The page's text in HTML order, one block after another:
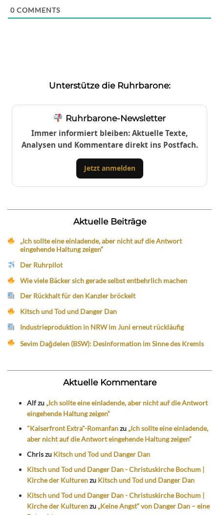
0 COMMENTS
Unterstütze die Ruhrbarone:
Ruhrbarone-Newsletter
Immer informiert bleiben: Aktuelle Texte,
Analysen und Kommentare direkt ins Postfach.
Jetzt anmelden
Aktuelle Beiträge
„Ich sollte eine einladende, aber nicht auf die Antwort
eingehende Haltung zeigen“
Der Ruhrpilot
Wie viele Bäcker sich gerade selbst entbehrlich machen
Der Rückhalt für den Kanzler bröckelt
Kitsch und Tod und Danger Dan
Industrieproduktion in NRW im Juni erneut rückläufig
Sevim Dağdelen (BSW): Desinformation im Sinne des Kremls
Aktuelle Kommentare
Alfzu „Ich sollte eine einladende, aber nicht auf die Antwort
eingehende Haltung zeigen“
"Kaiserfront Extra"-Romanfanzu „Ich sollte eine einladende,
aber nicht auf die Antwort eingehende Haltung zeigen“
Chriszu Kitsch und Tod und Danger Dan
Kitsch und Tod und Danger Dan - Christuskirche Bochum |
Kirche der Kulturenzu Kitsch und Tod und Danger Dan
Kitsch und Tod und Danger Dan - Christuskirche Bochum |
Kirche der Kulturenzu „Keine Angst“ von Danger Dan – eine